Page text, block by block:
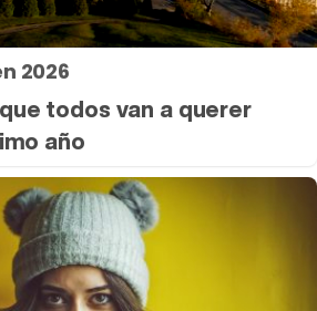
2026
todos van a querer
año